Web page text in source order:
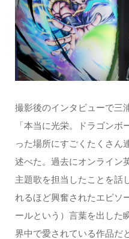
撮影後のインタビューで三
「本当に光栄。ドラゴン
った場所にすごくたくさん
述べた。過去にオンライン
主題歌を担当したことを話
れるほど興奮されたエピソ
ールという）言葉を出した
界中で愛されている作品だ